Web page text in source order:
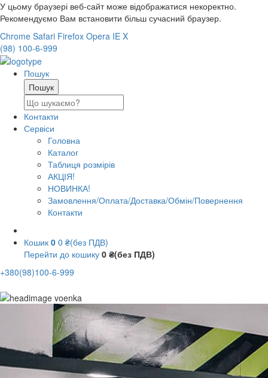
У цьому браузері веб-сайт може відображатися некоректно.
Рекомендуємо Вам встановити більш сучасний браузер.
Chrome Safari Firefox Opera IE X
(98) 100-6-999
Пошук
Контакти
Сервіси
Головна
Каталог
Таблиця розмірів
АКЦІЯ!
НОВИНКА!
Замовлення/Оплата/Доставка/Обмін/Повернення
Контакти
Кошик 0 0 ₴(без ПДВ)
Перейти до кошику 0 ₴(без ПДВ)
+380(98)100-6-999